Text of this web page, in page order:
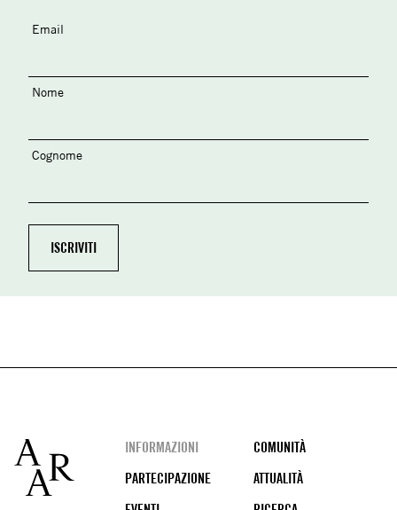
Email
Nome
Cognome
Footer
INFORMAZIONI
COMUNITÀ
PARTECIPAZIONE
ATTUALITÀ